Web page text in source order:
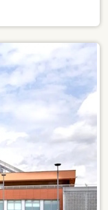
dove ha